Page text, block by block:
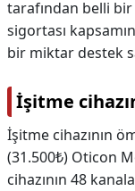
tarafından belli bir
sigortası
bir miktar destek
İşitme
İşitme cihazının
(31.500₺) Oticon
cihazının 48